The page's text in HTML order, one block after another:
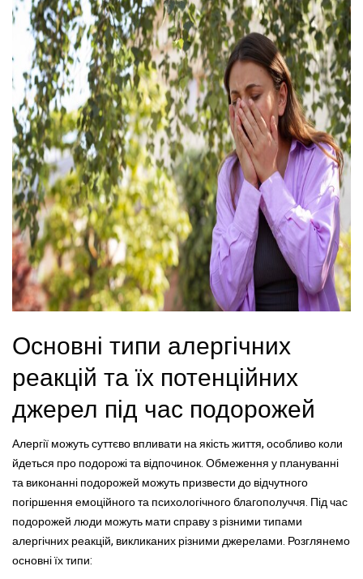
Основні типи алергічних
реакцій та їх потенційних
джерел під час подорожей
Алергії можуть суттєво впливати на якість життя, особливо коли
йдеться про подорожі та відпочинок. Обмеження у плануванні
та виконанні подорожей можуть призвести до відчутного
погіршення емоційного та психологічного благополуччя. Під час
подорожей люди можуть мати справу з різними типами
алергічних реакцій, викликаних різними джерелами. Розглянемо
основні їх типи: